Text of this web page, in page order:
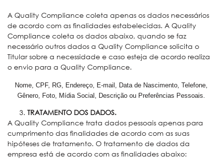
A Quality Compliance coleta apenas os dados necessários
de acordo com as finalidades estabelecidas. A Quality
Compliance coleta os dados abaixo, quando se faz
necessário outros dados a Quality Compliance solicita o
Titular sobre a necessidade e caso esteja de acordo realiza
o envio para a Quality Compliance.
Nome, CPF, RG, Endereço, E-mail, Data de Nascimento, Telefone,
Gênero, Foto, Mídia Social, Descrição ou Preferências Pessoais.
TRATAMENTO DOS DADOS.
A Quality Compliance trata dados pessoais apenas para
cumprimento das finalidades de acordo com as suas
hipóteses de tratamento. O tratamento de dados da
empresa está de acordo com as finalidades abaixo: